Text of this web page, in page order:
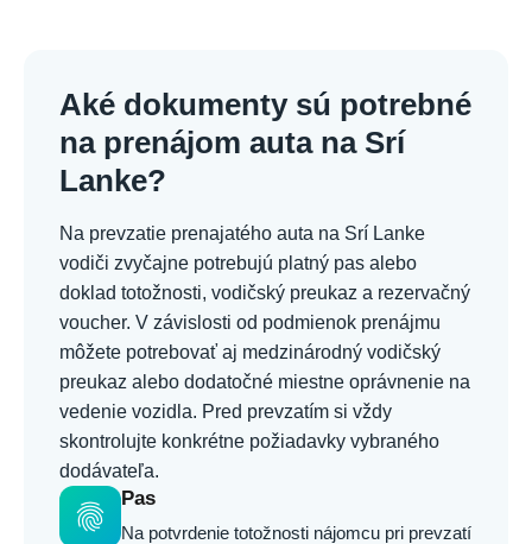
Aké dokumenty sú potrebné
na prenájom auta na Srí
Lanke?
Na prevzatie prenajatého auta na Srí Lanke
vodiči zvyčajne potrebujú platný pas alebo
doklad totožnosti, vodičský preukaz a rezervačný
voucher. V závislosti od podmienok prenájmu
môžete potrebovať aj medzinárodný vodičský
preukaz alebo dodatočné miestne oprávnenie na
vedenie vozidla. Pred prevzatím si vždy
skontrolujte konkrétne požiadavky vybraného
dodávateľa.
fingerprint
Pas
Na potvrdenie totožnosti nájomcu pri prevzatí